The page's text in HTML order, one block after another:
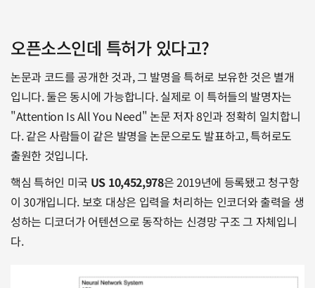
오픈소스인데 특허가 있다고?
논문과 코드를 공개한 것과, 그 발명을 특허로 보유한 것은 별개
입니다. 둘은 동시에 가능합니다. 실제로 이 특허들의 발명자는
"Attention Is All You Need" 논문 저자 8인과 정확히 일치합니
다. 같은 사람들이 같은 발명을 논문으로도 발표하고, 특허로도
출원한 것입니다.
핵심 특허인 미국 US 10,452,978은 2019년에 등록됐고 청구항
이 30개입니다. 보호 대상은 입력을 처리하는 인코더와 출력을 생
성하는 디코더가 어텐션으로 동작하는 신경망 구조 그 자체입니
다.